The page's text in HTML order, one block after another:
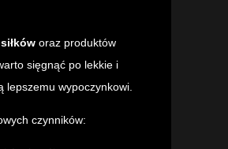
oraz produktów
sięgnąć po lekkie i
wypoczynkowi.
czynników: